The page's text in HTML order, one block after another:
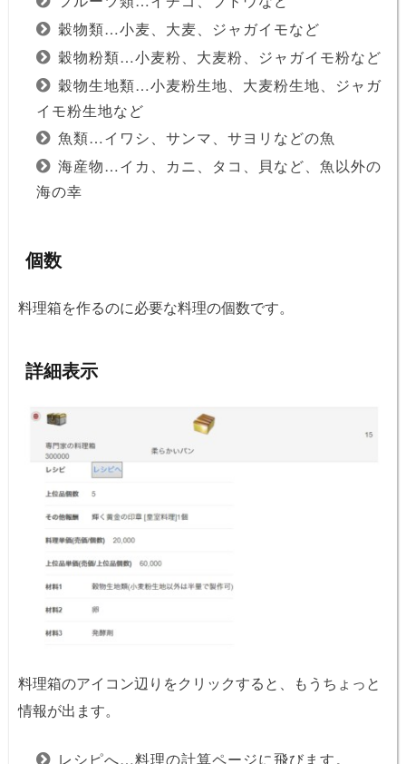
穀物類…小麦、大麦、ジャガイモなど
穀物粉類…小麦粉、大麦粉、ジャガイモ粉など
穀物生地類…小麦粉生地、大麦粉生地、ジャガ
イモ粉生地など
魚類…イワシ、サンマ、サヨリなどの魚
海産物…イカ、カニ、タコ、貝など、魚以外の
海の幸
個数
料理箱を作るのに必要な料理の個数です。
詳細表示
料理箱のアイコン辺りをクリックすると、もうちょっと
情報が出ます。
レシピへ…料理の計算ページに飛びます。